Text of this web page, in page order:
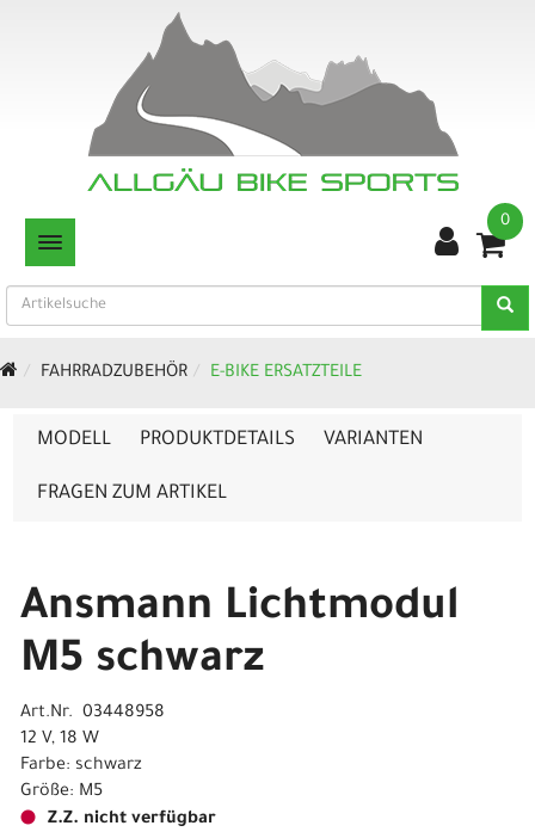
TOGGLE NAVIGATION
0
FAHRRADZUBEHÖR E-BIKE ERSATZTEILE
MODELL PRODUKTDETAILS VARIANTEN
FRAGEN ZUM ARTIKEL
Ansmann Lichtmodul
M5 schwarz
Art.Nr. 03448958
12 V, 18 W
Farbe: schwarz
Größe: M5
Z.Z. nicht verfügbar